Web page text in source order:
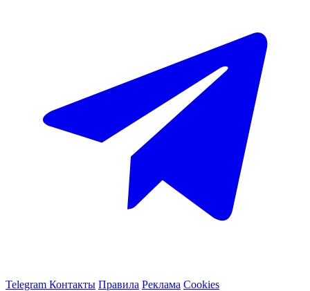
Telegram Контакты Правила Реклама Cookies